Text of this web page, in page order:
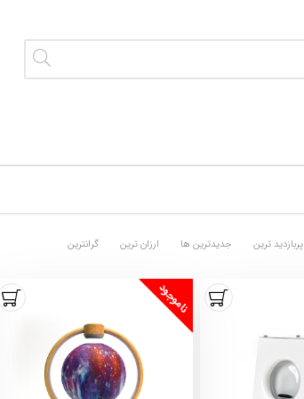
پربازديد ترين جديدترين ها ارزان ترین گرانترین
ناموجود